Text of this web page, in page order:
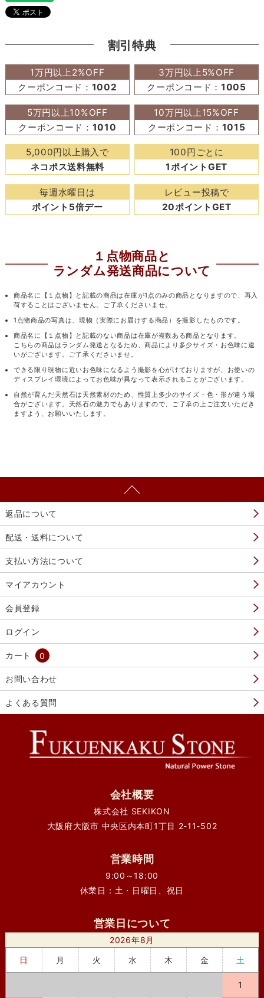
割引特典
1万円以上2%OFF
クーポンコード： 1002
3万円以上5%OFF
クーポンコード：1005
5万円以上10%OFF
クーポンコード： 1010
10万円以上15%OFF
クーポンコード： 1015
5,000円以上購入で
ネコポス送料無料
100円ごとに
1ポイントGET
毎週水曜日は
ポイント5倍デー
レビュー投稿で
20ポイントGET
１点物商品と
ランダム発送商品について
商品名に【１点物】と記載の商品は在庫が1点のみの商品となりますので、再入
荷することはございません。ご了承くださいませ。
1点物商品の写真は、現物（実際にお届けする商品）を撮影したものです。
商品名に【１点物】と記載のない商品は在庫が複数ある商品となります。
こちらの商品はランダム発送となるため、商品により多少サイズ・お色味に違
いがございます。ご了承くださいませ。
できる限り現物に近いお色味になるよう撮影を心がけておりますが、お使いの
ディスプレイ環境によってお色味が異なって表示されることがございます。
自然が育んだ天然石は天然素材のため、性質上多少のサイズ・色・形が違う場
合がございます。天然石の魅力でもありますので、ご了承の上ご注文いただき
ますよう、お願いいたします。
返品について
配送・送料について
支払い方法について
マイアカウント
会員登録
ログイン
カート 0
お問い合わせ
よくある質問
会社概要
株式会社 SEKIKON
大阪府大阪市 中央区内本町1丁目 2-11-502
営業時間
9:00～18:00
休業日：土・日曜日、祝日
営業日について
2026年8月
日
月 火 水 木 金 土
1